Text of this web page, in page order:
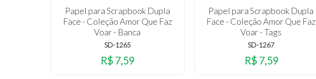
Papel para Scrapbook Dupla
Face - Coleção Amor Que Faz
Voar - Banca
SD-1265
R$ 7,59
Papel para Scrapbook Dupla
Face - Coleção Amor Que Faz
Voar - Tags
SD-1267
R$ 7,59